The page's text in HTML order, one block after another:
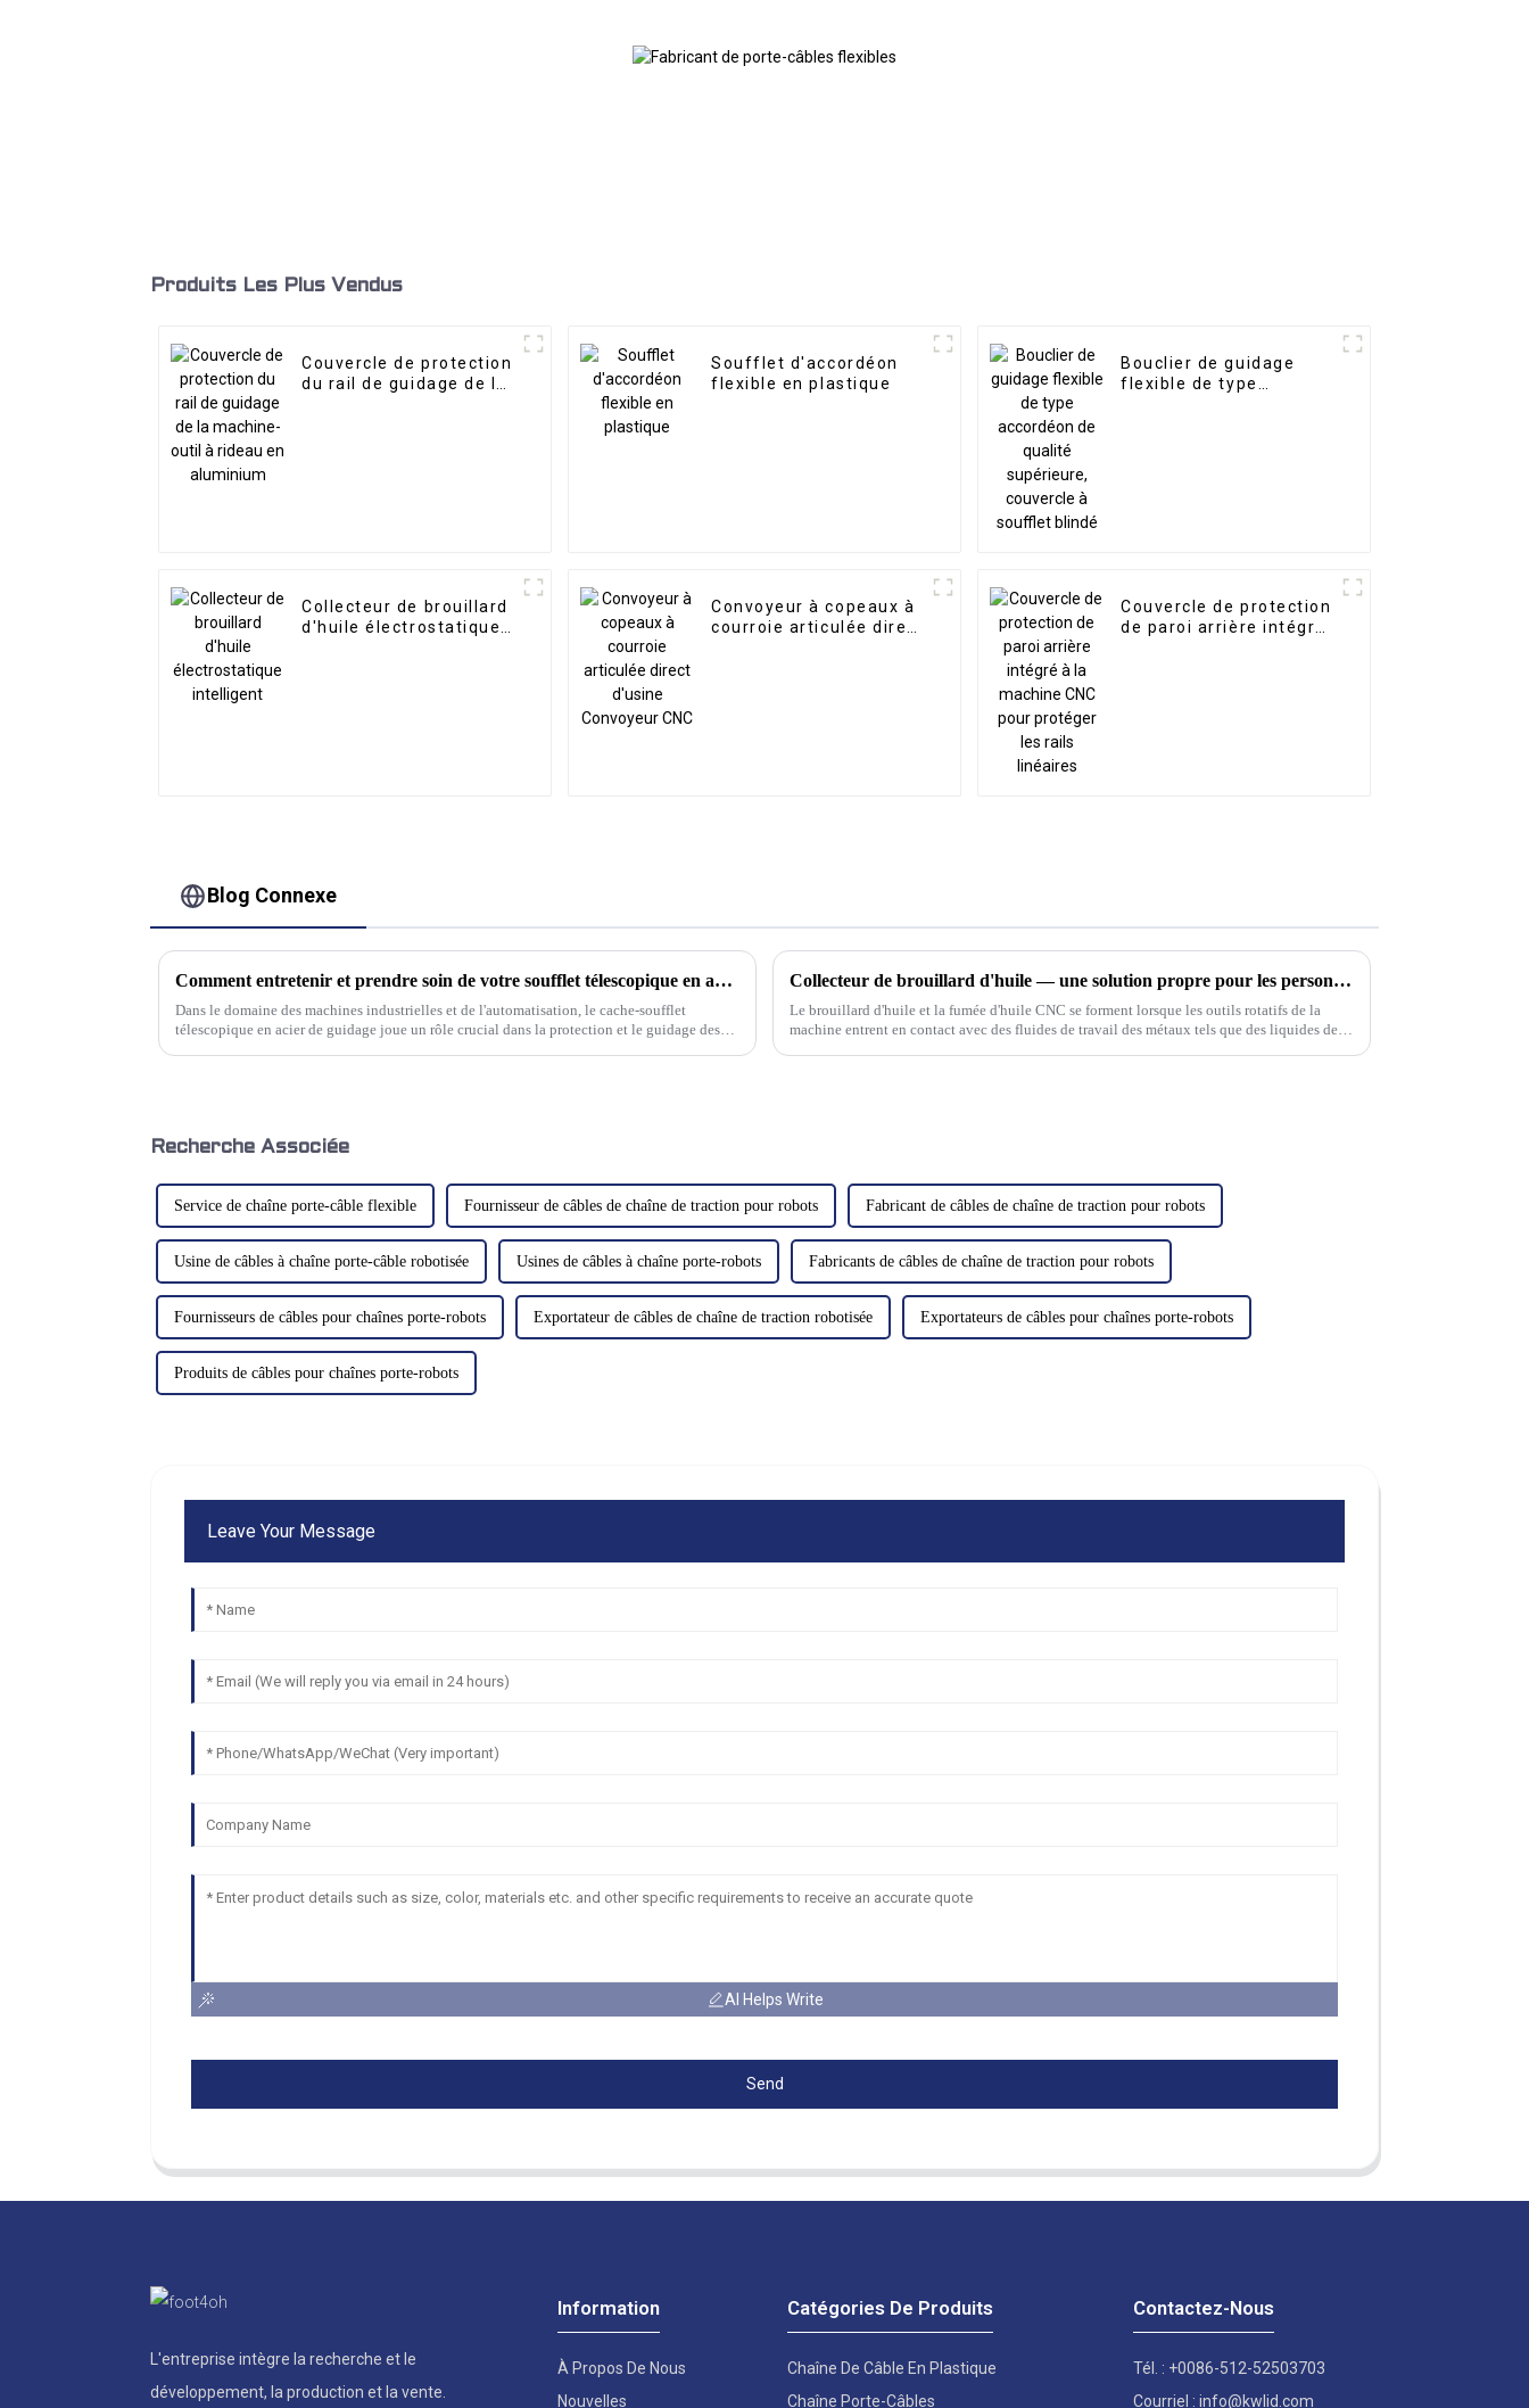
Produits Les Plus Vendus
Couvercle de protection
du rail de guidage de la
Soufflet d'accordéon
flexible en plastique
Bouclier de guidage
flexible de type
Collecteur de brouillard
d'huile électrostatique
Convoyeur à copeaux à
courroie articulée direct
Couvercle de protection
de paroi arrière intégré
Blog Connexe
Comment entretenir et prendre soin de votre soufflet télescopique en acier pour prolonger sa durée de vie
Dans le domaine des machines industrielles et de l'automatisation, le cache-soufflet
télescopique en acier de guidage joue un rôle crucial dans la protection et le guidage des
Collecteur de brouillard d'huile — une solution propre pour les personnes, les machines et l'environnement
Le brouillard d'huile et la fumée d'huile CNC se forment lorsque les outils rotatifs de la
machine entrent en contact avec des fluides de travail des métaux tels que des liquides de
Recherche Associée
Service de chaîne porte-câble flexible Fournisseur de câbles de chaîne de traction pour robots Fabricant de câbles de chaîne de traction pour robots
Usine de câbles à chaîne porte-câble robotisée Usines de câbles à chaîne porte-robots Fabricants de câbles de chaîne de traction pour robots
Fournisseurs de câbles pour chaînes porte-robots Exportateur de câbles de chaîne de traction robotisée Exportateurs de câbles pour chaînes porte-robots
Produits de câbles pour chaînes porte-robots
Leave Your Message
AI Helps Write
Send
L'entreprise intègre la recherche et le
développement, la production et la vente.
Information
À Propos De Nous
Nouvelles
Catégories De Produits
Chaîne De Câble En Plastique
Chaîne Porte-Câbles
Contactez-Nous
Tél. : +0086-512-52503703
Courriel : info@kwlid.com